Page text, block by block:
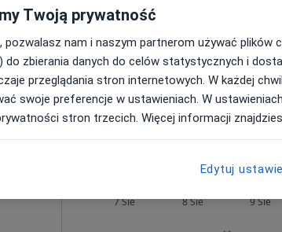
8B
295 zł
Umawianie online nie jest
Poproś o wizytę
7 Sie 8 Sie 9 Sie
Twoją prywatność
pozwalasz nam i naszym partnerom używać plików
do zbierania danych do celów statystycznych i
przeglądania stron internetowych. W każdej
swoje preferencje w ustawieniach. W
stron trzecich. Więcej informacji
Edytuj